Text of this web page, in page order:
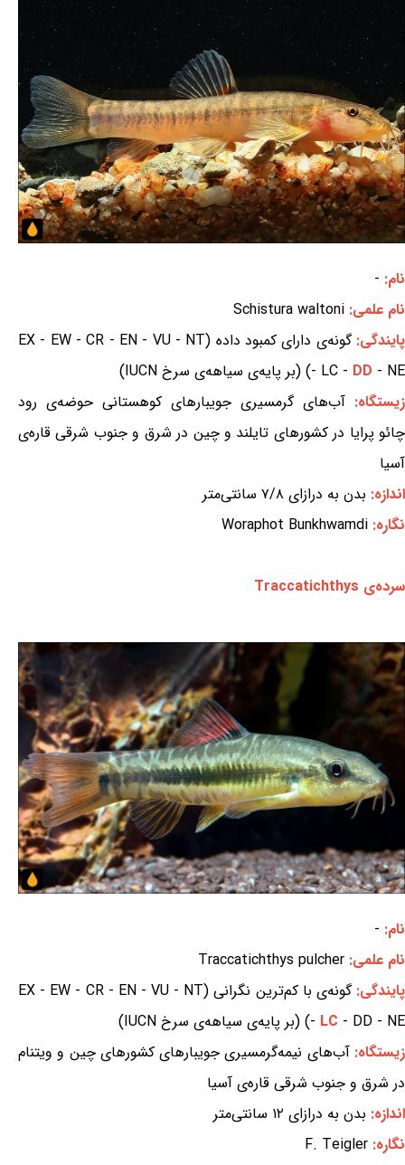
نام: -
نام علمی: Schistura waltoni
پایندگی:
گونه‌ی دارای کمبود داده (EX - EW - CR - EN - VU - NT
- LC - DD - NE) (بر پایه‌ی سیاهه‌ی سرخ IUCN)
زیستگاه: آب‌های گرمسیری جویبارهای کوهستانی حوضه‌ی رود
چائو پرایا در کشورهای تایلند و چین در شرق و جنوب شرقی قاره‌ی
آسیا
اندازه: بدن به درازای ۷/۸ سانتی‌متر
نگاره: Woraphot Bunkhwamdi
سرده‌ی Traccatichthys
نام: -
نام علمی: Traccatichthys pulcher
پایندگی:
گونه‌ی با کم‌ترین نگرانی (EX - EW - CR - EN - VU - NT
- LC - DD - NE) (بر پایه‌ی سیاهه‌ی سرخ IUCN)
زیستگاه:آب‌های نیمه‌گرمسیری جویبارهای کشورهای چین و ویتنام
در شرق و جنوب شرقی قاره‌ی آسیا
اندازه: بدن به درازای ۱۲ سانتی‌متر
نگاره: F. Teigler